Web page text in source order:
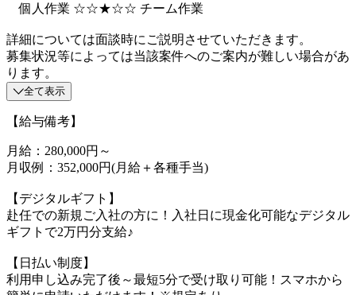
個人作業 ☆☆★☆☆ チーム作業
詳細については面談時にご説明させていただきます。
募集状況等によっては当該案件へのご案内が難しい場合があ
ります。
全て表示
【給与備考】
月給：280,000円～
月収例：352,000円(月給＋各種手当)
【デジタルギフト】
赴任での新規ご入社の方に！入社日に現金化可能なデジタル
ギフトで2万円分支給♪
【日払い制度】
利用申し込み完了後～最短5分で受け取り可能！スマホから